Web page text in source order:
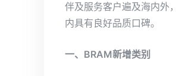
伴及服务客户遍及海内外
内具有良好品质口碑。
一、BRAM新增类别